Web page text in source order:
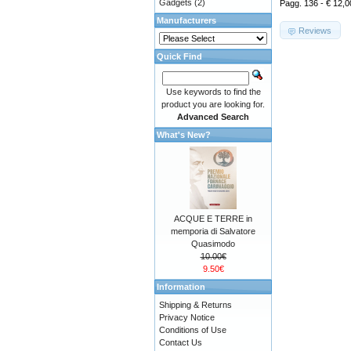
Pagg. 136 - €
Reviews
Gadgets (2)
Manufacturers
Quick Find
Use keywords to find the
product you are looking for.
Advanced Search
What's New?
ACQUE E TERRE in
memporia di Salvatore
Quasimodo
10.00€
9.50€
Information
Shipping & Returns
Privacy Notice
Conditions of Use
Contact Us